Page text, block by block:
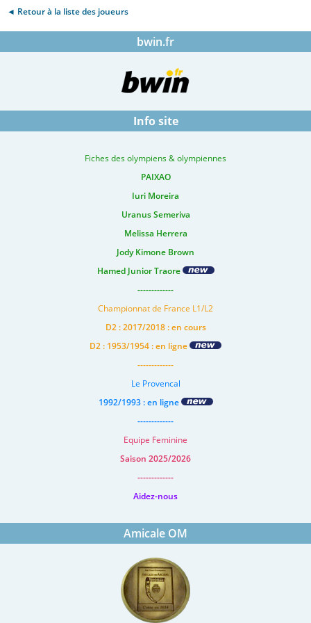
◄ Retour à la liste des joueurs
bwin.fr
Info site
Fiches des olympiens & olympiennes
PAIXAO
Iuri Moreira
Uranus Semeriva
Melissa Herrera
Jody Kimone Brown
Hamed Junior Traore
-------------
Championnat de France L1/L2
D2 : 2017/2018 : en cours
D2 : 1953/1954 : en ligne
-------------
Le Provencal
1992/1993 : en ligne
-------------
Equipe Feminine
Saison 2025/2026
-------------
Aidez-nous
Amicale OM